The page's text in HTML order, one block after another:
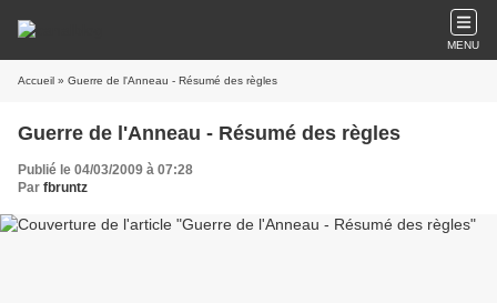
MENU
Accueil » Guerre de l'Anneau - Résumé des règles
Guerre de l'Anneau - Résumé des règles
Publié le 04/03/2009 à 07:28
Par fbruntz